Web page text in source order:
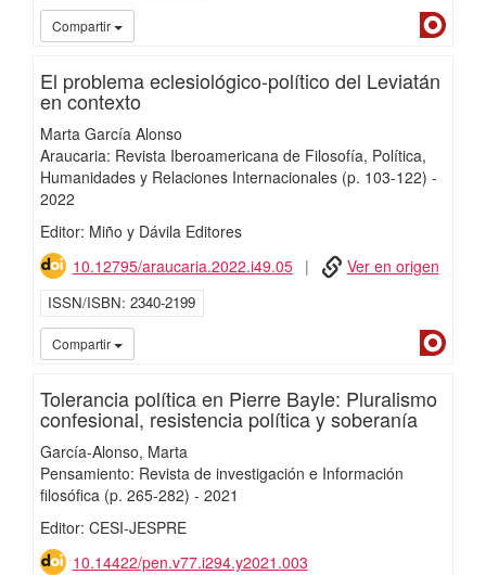
Compartir
El problema eclesiológico-político del Leviatán
en contexto
Marta García Alonso
Araucaria: Revista Iberoamericana de Filosofía, Política,
Humanidades y Relaciones Internacionales (p. 103-122) -
2022
Editor: Miño y Dávila Editores
10.12795/araucaria.2022.i49.05
Ver en origen
ISSN/ISBN 2340-2199
Compartir
Tolerancia política en Pierre Bayle: Pluralismo
confesional, resistencia política y soberanía
García-Alonso, Marta
Pensamiento: Revista de investigación e Información
filosófica (p. 265-282) - 2021
Editor: CESI-JESPRE
10.14422/pen.v77.i294.y2021.003